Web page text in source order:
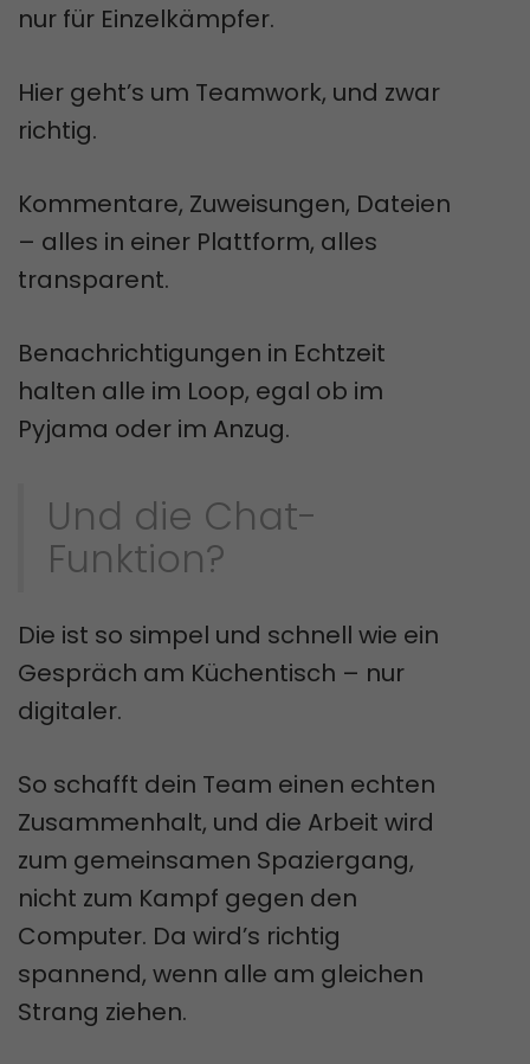
nur für Einzelkämpfer.
Hier geht’s um Teamwork, und zwar
richtig.
Kommentare, Zuweisungen, Dateien
– alles in einer Plattform, alles
transparent.
Benachrichtigungen in Echtzeit
halten alle im Loop, egal ob im
Pyjama oder im Anzug.
Und die Chat-
Funktion?
Die ist so simpel und schnell wie ein
Gespräch am Küchentisch – nur
digitaler.
So schafft dein Team einen echten
Zusammenhalt, und die Arbeit wird
zum gemeinsamen Spaziergang,
nicht zum Kampf gegen den
Computer. Da wird’s richtig
spannend, wenn alle am gleichen
Strang ziehen.